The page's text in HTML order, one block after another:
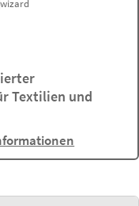
Textilien und